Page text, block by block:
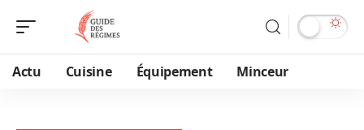
Actu Cuisine Équipement Minceur